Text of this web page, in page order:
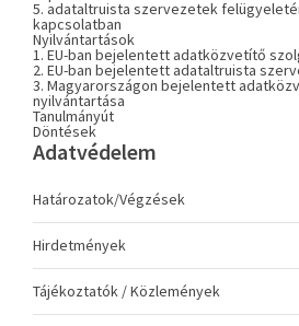
5. adataltruista szervezetek
kapcsolatban
Nyilvántartások
1. EU-ban bejelentett adatközvetítő
2. EU-ban bejelentett adataltruista
3. Magyarországon bejelentett
nyilvántartása
Tanulmányút
Döntések
Adatvédelem
Határozatok/Végzések
Hirdetmények
Tájékoztatók / Közlemények